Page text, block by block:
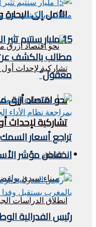
الأمل إلى
نحو اقتصاد
تشاركية لإحداث
اقتصاد
15 مليار سنتيم
مطالب بالكشف
معقول”
تراجع أسعار
انخفاض مؤشر